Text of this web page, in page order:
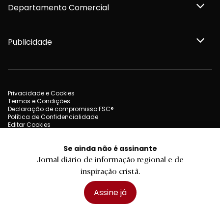
Se ainda não é assinante
Jornal diário de informação regional e de
inspiração cristã.
Assine já
Departamento Comercial
Publicidade
Privacidade e Cookies
Termos e Condições
Declaração de compromisso FSC®
Política de Confidencialidade
Editar Cookies